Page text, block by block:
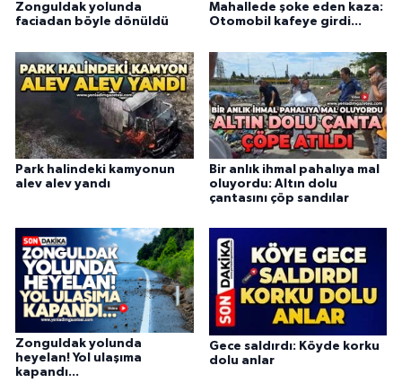
Zonguldak yolunda
faciadan böyle dönüldü
Mahallede şoke eden kaza:
Otomobil kafeye girdi...
Park halindeki kamyonun
alev alev yandı
Bir anlık ihmal pahalıya mal
oluyordu: Altın dolu
çantasını çöp sandılar
Zonguldak yolunda
heyelan! Yol ulaşıma
kapandı...
Gece saldırdı: Köyde korku
dolu anlar